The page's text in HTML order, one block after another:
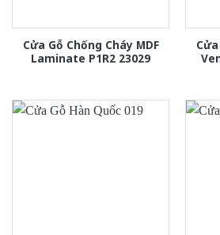
Cửa Gỗ Chống Cháy MDF
Laminate P1R2 23029